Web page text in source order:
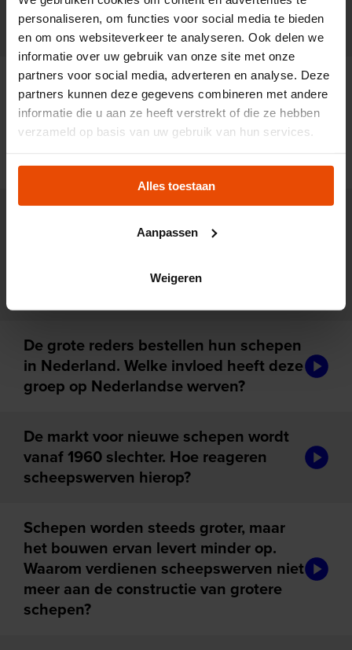
personaliseren, om functies voor social media te bieden
en om ons websiteverkeer te analyseren. Ook delen we
informatie over uw gebruik van onze site met onze
partners voor social media, adverteren en analyse. Deze
partners kunnen deze gegevens combineren met andere
informatie die u aan ze heeft verstrekt of die ze hebben
verzameld op basis van uw gebruik van hun services.
Alles toestaan
Aanpassen
Weigeren
manier van werken op een
scheepswerf vanaf 1870?
De snelle vooruitgang in
wetenschappelijke kennis verandert de
manier van bouwen. Hoe komen de
bouwers van schepen aan nieuwe
kennis?
Indonesië – is tot 1949 een kolonie van
relatie in de bouw van grote
De grote reders bestellen hun schepen
in Nederland. Welke invloed heeft deze
groep op Nederlandse werven?
De markt voor nieuwe schepen wordt
vanaf 1960 slechter. Hoe reageren
scheepswerven hierop?
Schepen worden steeds groter, maar
het bouwen ervan levert minder op.
Waarom verdienen scheepswerven niet
meer aan de constructie van grotere
schepen?